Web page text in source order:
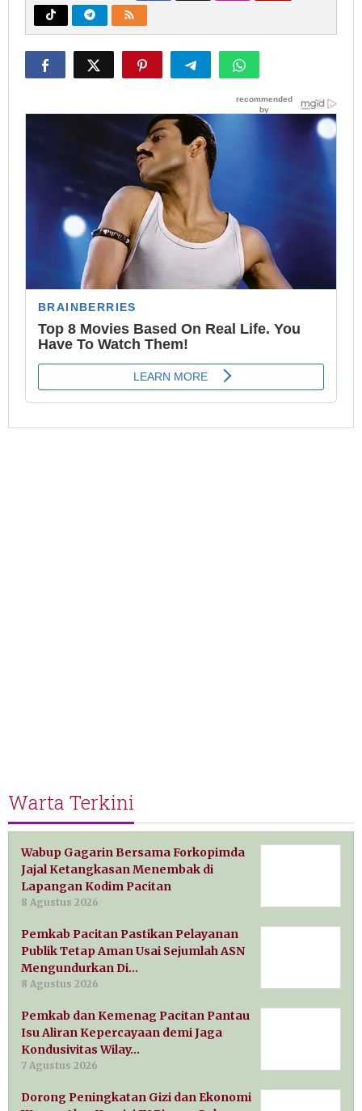
Warta Terkini
Wabup Gagarin Bersama Forkopimda
Jajal Ketangkasan Menembak di
Lapangan Kodim Pacitan
8 Agustus 2026
Pemkab Pacitan Pastikan Pelayanan
Publik Tetap Aman Usai Sejumlah ASN
Mengundurkan Di…
8 Agustus 2026
Pemkab dan Kemenag Pacitan Pantau
Isu Aliran Kepercayaan demi Jaga
Kondusivitas Wilay…
7 Agustus 2026
Dorong Peningkatan Gizi dan Ekonomi